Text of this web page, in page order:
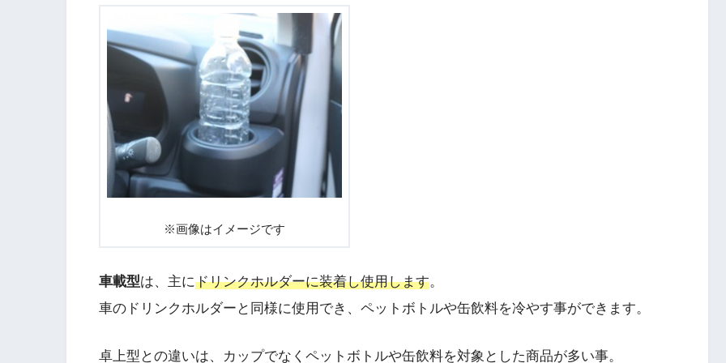
※画像はイメージです
車載型は、主にドリンクホルダーに装着し使用します。
車のドリンクホルダーと同様に使用でき、ペットボトルや缶飲料を冷やす事ができます。
卓上型との違いは、カップでなくペットボトルや缶飲料を対象とした商品が多い事。